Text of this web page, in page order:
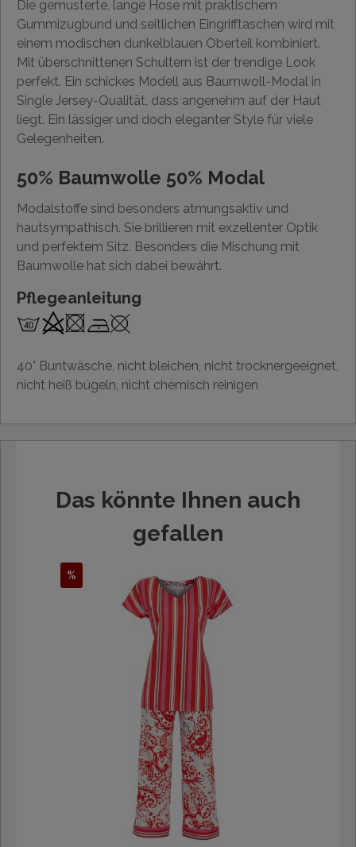
Die gemusterte, lange Hose mit praktischem
Gummizugbund und seitlichen Eingrifftaschen wird mit
einem modischen dunkelblauen Oberteil kombiniert.
Mit überschnittenen Schultern ist der trendige Look
perfekt. Ein schickes Modell aus Baumwoll-Modal in
Single Jersey-Qualität, dass angenehm auf der Haut
liegt. Ein lässiger und doch eleganter Style für viele
Gelegenheiten.
50% Baumwolle 50% Modal
Modalstoffe sind besonders atmungsaktiv und
hautsympathisch. Sie brillieren mit exzellenter Optik
und perfektem Sitz. Besonders die Mischung mit
Baumwolle hat sich dabei bewährt.
Pflegeanleitung
40° Buntwäsche, nicht bleichen, nicht trocknergeeignet,
nicht heiß bügeln, nicht chemisch reinigen
Das könnte Ihnen auch
gefallen
%